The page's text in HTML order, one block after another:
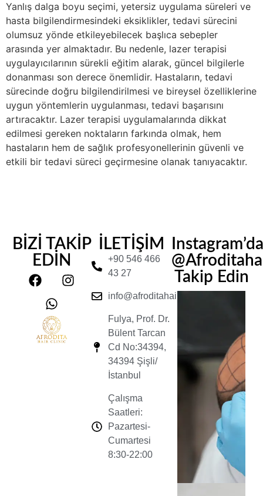
Yanlış dalga boyu seçimi, yetersiz uygulama süreleri ve
hasta bilgilendirmesindeki eksiklikler, tedavi sürecini
olumsuz yönde etkileyebilecek başlıca sebepler
arasında yer almaktadır. Bu nedenle, lazer terapisi
uygulayıcılarının sürekli eğitim alarak, güncel bilgilerle
donanması son derece önemlidir. Hastaların, tedavi
sürecinde doğru bilgilendirilmesi ve bireysel özelliklerine
uygun yöntemlerin uygulanması, tedavi başarısını
artıracaktır. Lazer terapisi uygulamalarında dikkat
edilmesi gereken noktaların farkında olmak, hem
hastaların hem de sağlık profesyonellerinin güvenli ve
etkili bir tedavi süreci geçirmesine olanak tanıyacaktır.
BİZİ TAKİP
EDİN
İLETİŞİM
+90 546 466
43 27
info@afroditahairclinic.com
Fulya, Prof. Dr.
Bülent Tarcan
Cd No:34394,
34394 Şişli/
İstanbul
Çalışma
Saatleri:
Pazartesi-
Cumartesi
8:30-22:00
Instagram’da
Takip Edin